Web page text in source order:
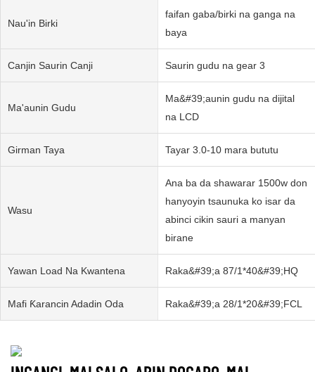
Nau'in Birki
faifan gaba/birki na ganga na
baya
Canjin Saurin Canji Saurin gudu na gear 3
Ma'aunin Gudu
Ma&#39;aunin gudu na dijital
na LCD
Girman Taya Tayar 3.0-10 mara bututu
Wasu
Ana ba da shawarar 1500w don
hanyoyin tsaunuka ko isar da
abinci cikin sauri a manyan
birane
Yawan Load Na Kwantena Raka&#39;a 87/1*40&#39;HQ
Mafi Ƙarancin Adadin Oda Raka&#39;a 28/1*20&#39;FCL